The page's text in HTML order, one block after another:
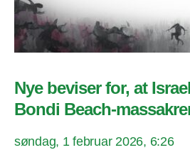
Nye beviser for, at
Bondi Beach-
søndag, 1 februar 2026, 6:26